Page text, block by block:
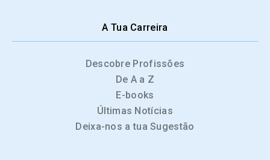
A Tua Carreira
Descobre Profissões
De A a Z
E-books
Últimas Notícias
Deixa-nos a tua Sugestão